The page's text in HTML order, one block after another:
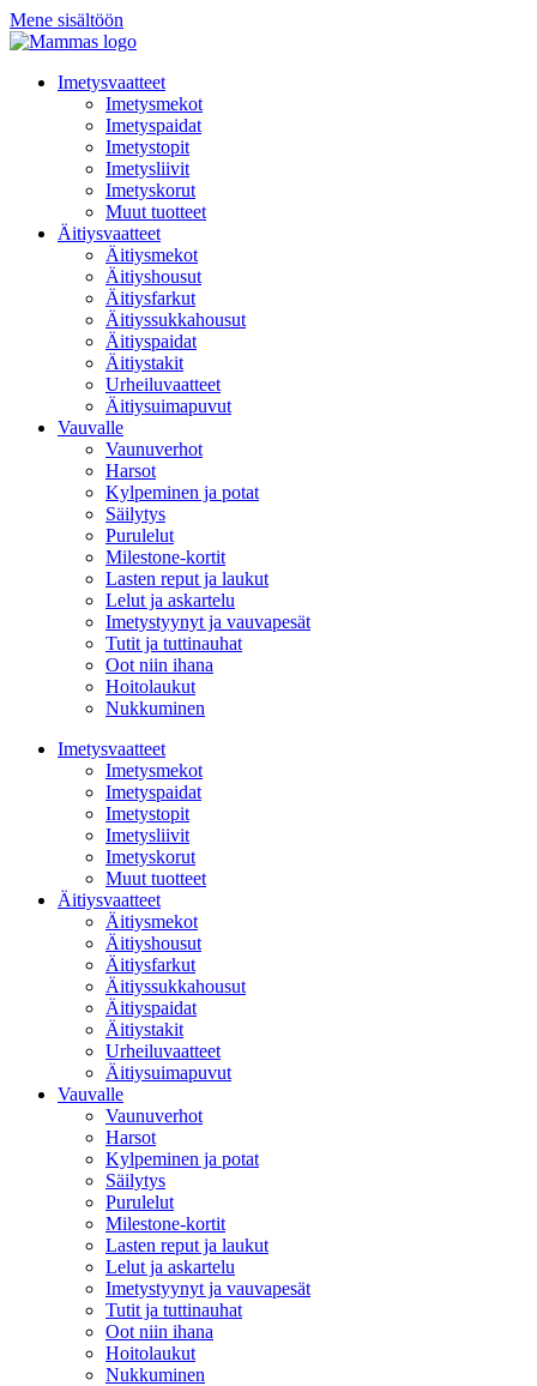
Mene sisältöön
Imetysvaatteet
Imetysmekot
Imetyspaidat
Imetystopit
Imetysliivit
Imetyskorut
Muut tuotteet
Äitiysvaatteet
Äitiysmekot
Äitiyshousut
Äitiysfarkut
Äitiyssukkahousut
Äitiyspaidat
Äitiystakit
Urheiluvaatteet
Äitiysuimapuvut
Vauvalle
Vaunuverhot
Harsot
Kylpeminen ja potat
Säilytys
Purulelut
Milestone-kortit
Lasten reput ja laukut
Lelut ja askartelu
Imetystyynyt ja vauvapesät
Tutit ja tuttinauhat
Oot niin ihana
Hoitolaukut
Nukkuminen
Imetysvaatteet
Imetysmekot
Imetyspaidat
Imetystopit
Imetysliivit
Imetyskorut
Muut tuotteet
Äitiysvaatteet
Äitiysmekot
Äitiyshousut
Äitiysfarkut
Äitiyssukkahousut
Äitiyspaidat
Äitiystakit
Urheiluvaatteet
Äitiysuimapuvut
Vauvalle
Vaunuverhot
Harsot
Kylpeminen ja potat
Säilytys
Purulelut
Milestone-kortit
Lasten reput ja laukut
Lelut ja askartelu
Imetystyynyt ja vauvapesät
Tutit ja tuttinauhat
Oot niin ihana
Hoitolaukut
Nukkuminen